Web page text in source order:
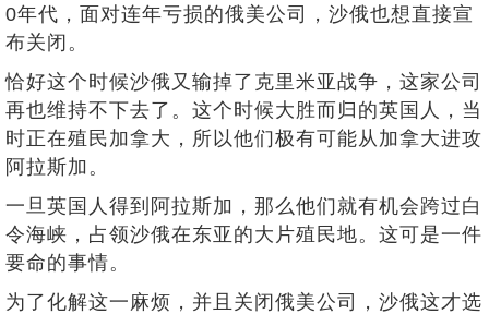
0年代，面对连年亏损的俄美公司，沙俄也想直接宣
布关闭。
恰好这个时候沙俄又输掉了克里米亚战争，这家公司
再也维持不下去了。这个时候大胜而归的英国人，当
时正在殖民加拿大，所以他们极有可能从加拿大进攻
阿拉斯加。
一旦英国人得到阿拉斯加，那么他们就有机会跨过白
令海峡，占领沙俄在东亚的大片殖民地。这可是一件
要命的事情。
为了化解这一麻烦，并且关闭俄美公司，沙俄这才选